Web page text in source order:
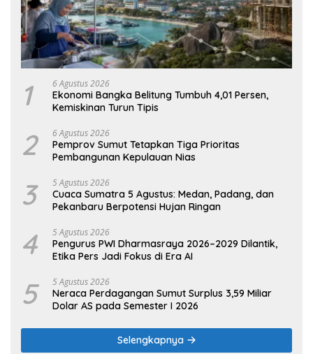
1 6 Agustus 2026
Ekonomi Bangka Belitung Tumbuh 4,01 Persen,
Kemiskinan Turun Tipis
2 6 Agustus 2026
Pemprov Sumut Tetapkan Tiga Prioritas
Pembangunan Kepulauan Nias
3 5 Agustus 2026
Cuaca Sumatra 5 Agustus: Medan, Padang, dan
Pekanbaru Berpotensi Hujan Ringan
4 5 Agustus 2026
Pengurus PWI Dharmasraya 2026–2029 Dilantik,
Etika Pers Jadi Fokus di Era AI
5 5 Agustus 2026
Neraca Perdagangan Sumut Surplus 3,59 Miliar
Dolar AS pada Semester I 2026
Selengkapnya